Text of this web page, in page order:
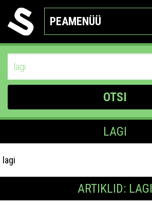
PEAMENÜÜ
OTSI
LAGI
lagi
ARTIKLID: LAGI